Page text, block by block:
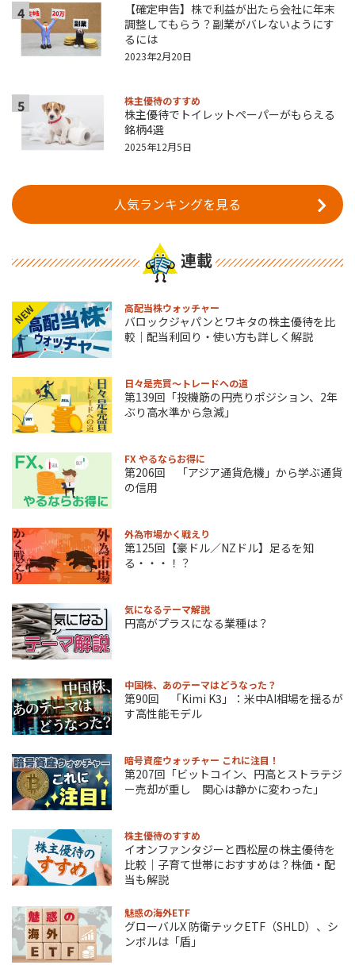
4
【確定申告】株で利益が出たら会社に年末
調整してもらう？副業がバレないようにす
るには
2023年2月20日
5 株主優待のすすめ
株主優待でトイレットペーパーがもらえる
銘柄4選
2025年12月5日
人気ランキングを見る
連載
NEW 高配当株ウォッチャー
バロックジャパンとワキタの株主優待を比
較｜配当利回り・使い方も詳しく解説
日々是売買～トレードへの道
第139回「投機筋の円売りポジション、2年
ぶり高水準から急減」
FX やるならお得に
第206回 「アジア通貨危機」から学ぶ通貨
の信用
外為市場かく戦えり
第125回【豪ドル／NZドル】足るを知
る・・・！？
気になるテーマ解説
円高がプラスになる業種は？
中国株、あのテーマはどうなった？
第90回 「Kimi K3」：米中AI相場を揺るが
す高性能モデル
暗号資産ウォッチャー これに注目！
第207回「ビットコイン、円高とストラテジ
ー売却が重し 関心は静かに変わった」
株主優待のすすめ
イオンファンタジーと西松屋の株主優待を
比較｜子育て世帯におすすめは？株価・配
当も解説
魅惑の海外ETF
グローバルX 防衛テックETF（SHLD）、シ
ンボルは「盾」